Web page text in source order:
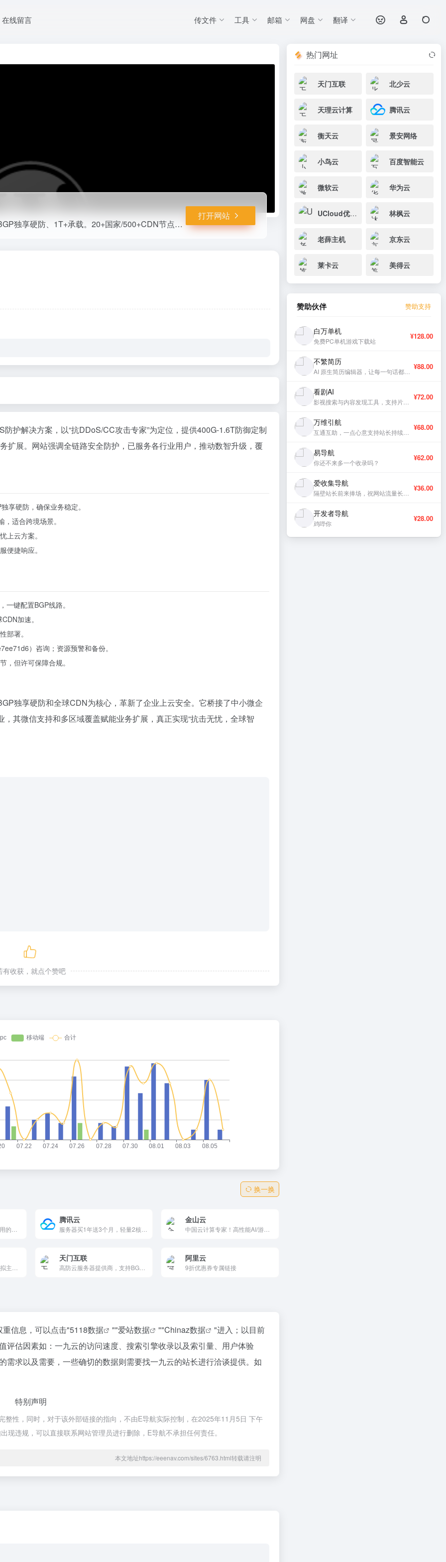
在线留言 传文件 工具 邮箱 网盘 翻译
高防物理服务器平台，400G-1.6T DDoS定制、BGP独享硬防、1T+承载。20+国家/500+CDN节点，中小企网站/游戏首选。营业执照/电信许可，微信客服便捷，助力数智升级安全高效。
打开网站
护解决方案，以“抗DDoS/CC攻击专家”为定位，提供400G-1.6T防御定制
扩展。网站强调全链路安全防护，已服务各行业用户，推动数智升级，覆
享硬防，确保业务稳定。
适合跨境场景。
上云方案。
便捷响应。
键配置BGP线路。
加速。
部署。
）咨询；资源预警和备份。
，但许可保障合规。
独享硬防和全球CDN为核心，革新了企业上云安全。它桥接了中小微企
其微信支持和多区域覆盖赋能业务扩展，真正实现“抗击无忧，全球智
有收获，就点个赞吧
换一换
腾讯云
服务器买1年送3个月，轻量2核2G4M年付99元，轻量2核4G5M年付188元
金山云
天门互联
高防云服务器提供商，支持BGP铂金云/游戏服务器/弹性租用，40G DDoS防护+云盾。分钟级交付、SSL备案免费、一键部署。网站/金融解决方案，开发者企业首选，安全高效。
阿里云
9折优惠券专属链接
信息，可以点击"5118数据 ""爱站数据 ""Chinaz数据
"进入；以目前
估因素如：一九云的访问速度、搜索引擎收录以及索引量、用户体验
求以及需要，一些确切的数据则需要找一九云的站长进行洽谈提供。如
特别声明
性，同时，对于该外部链接的指向，不由E导航实际控制，在2025年11月5日 下午
违规，可以直接联系网站管理员进行删除，E导航不承担任何责任。
本文地址https://eeenav.com/sites/6763.html转载请注明
热门网址
天门互联 北少云
天理云计算 腾讯云
衡天云 景安网络
小鸟云 百度智能云
微软云 华为云
UCloud优刻得 林枫云
老薛主机 京东云
莱卡云 美得云
赞助伙伴 赞助支持
白万单机
免费PC单机游戏下载站
¥128.00
不繁简历 ¥88.00
看剧AI ¥72.00
万维引航 ¥68.00
易导航
你还不来多一个收录吗？
¥62.00
爱收集导航 ¥36.00
开发者导航
鸡哔你
¥28.00